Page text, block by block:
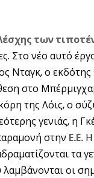
των
Στο νέο αυτό
Νταγκ, ο
στο
της Λόις, ο
γενιάς, η
στην Ε.Ε. Η
τα
οι